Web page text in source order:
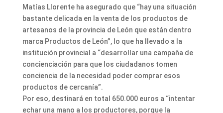
Matías Llorente ha asegurado que “hay una situación
bastante delicada en la venta de los productos de
artesanos de la provincia de León que están dentro
marca Productos de León”, lo que ha llevado a la
institución provincial a “desarrollar una campaña de
concienciación para que los ciudadanos tomen
conciencia de la necesidad poder comprar esos
productos de cercanía”.
Por eso, destinará en total 650.000 euros a “intentar
echar una mano a los productores, porque la